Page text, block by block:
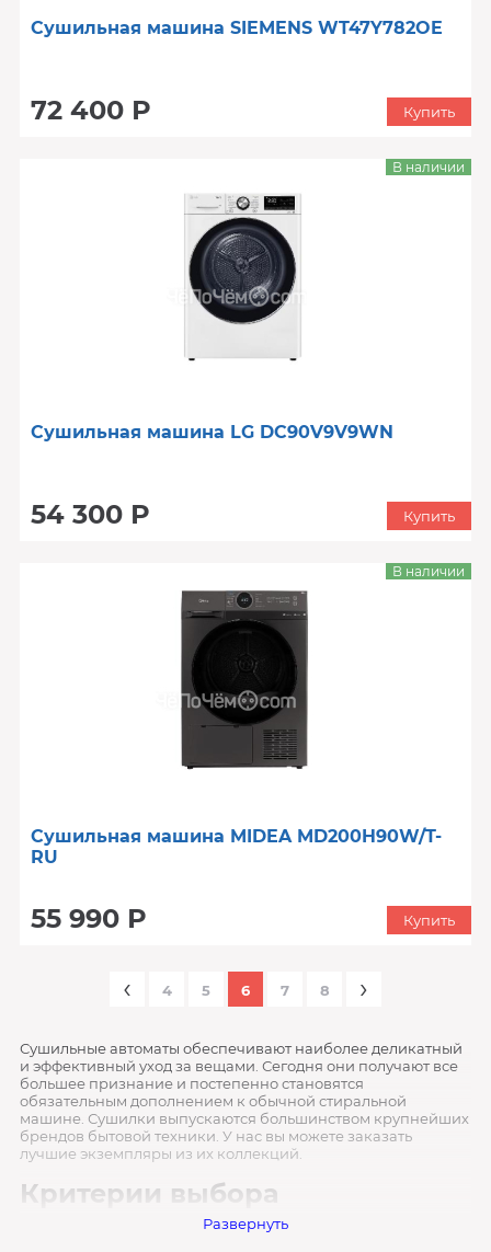
Сушильная машина SIEMENS WT47Y782OE
72 400 Р Купить
Сушильная машина LG DC90V9V9WN
54 300 Р
В наличии
Купить
Сушильная машина MIDEA MD200H90W/T-
RU
55 990 Р
В наличии
Купить
‹ 4 5 6 7 8 ›
Сушильные автоматы обеспечивают наиболее деликатный
и эффективный уход за вещами. Сегодня они получают все
большее признание и постепенно становятся
обязательным дополнением к обычной стиральной
машине. Сушилки выпускаются большинством крупнейших
брендов бытовой техники. У нас вы можете заказать
лучшие экземпляры из их коллекций.
Критерии выбора
Развернуть